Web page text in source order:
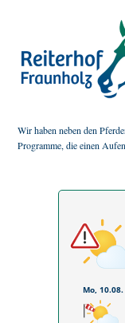
Wir haben neben den
Programme, die einen
Mo, 10.08.